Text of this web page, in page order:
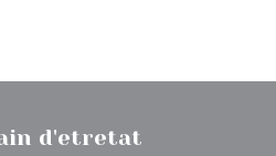
d'etretat